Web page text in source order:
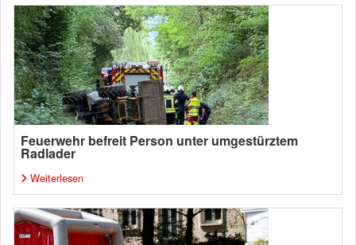
Feuerwehr befreit Person unter umgestürztem
Radlader
Weiterlesen